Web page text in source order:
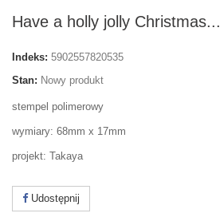
Have a holly jolly Christmas...
Indeks: 5902557820535
Stan: Nowy produkt
stempel polimerowy
wymiary: 68mm x 17mm
projekt: Takaya
Udostępnij